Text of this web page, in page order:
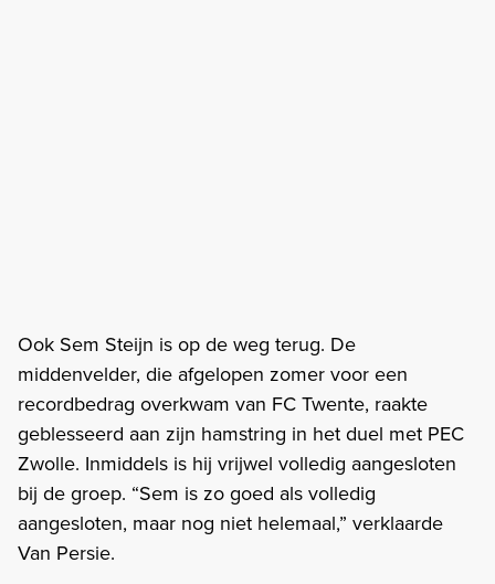
Ook Sem Steijn is op de weg terug. De
middenvelder, die afgelopen zomer voor een
recordbedrag overkwam van FC Twente, raakte
geblesseerd aan zijn hamstring in het duel met PEC
Zwolle. Inmiddels is hij vrijwel volledig aangesloten
bij de groep. “Sem is zo goed als volledig
aangesloten, maar nog niet helemaal,” verklaarde
Van Persie.